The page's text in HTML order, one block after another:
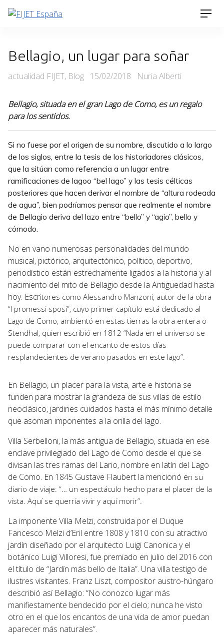
Skip
Bellagio, un lugar para soñar
Categories
actualidad FIJET, Blog Posted
15/02/2018 Nuria Alberti
Bellagio, situada en el gran Lago de Como, es un regalo
para los sentidos.
Si no fuese por el origen de su nombre, discutido a lo largo
de los siglos, entre la tesis de los historiadores clásicos,
que la sitúan como referencia a un lugar entre
ramificaciones de lagoo “bel lago” y las tesis célticas
posteriores que hacen derivar el nombre de “altura rodeada
de agua”, bien podríamos pensar que realmente el nombre
de Bellagio deriva del lazo entre “bello” y “agio”, bello y
cómodo.
No en vano numerosas personalidades del mundo
musical, pictórico, arquitectónico, político, deportivo,
periodístico están estrechamente ligados a la historia y al
nacimiento del mito de Bellagio desde la Antigüedad hasta
hoy. Escritores como Alessandro Manzoni, autor de la obra
“I promessi sposi”, cuyo primer capítulo está dedicado al
Lago de Como, ambientó en estas tierras la obra entera o
Stendhal, quien escribió en 1812 “Nada en el universo se
puede comparar con el encanto de estos días
resplandecientes de verano pasados en este lago”.
En Bellagio, un placer para la vista, arte e historia se
funden para mostrar la grandeza de sus villas de estilo
neoclásico, jardines cuidados hasta el más mínimo detalle
que asoman imponentes a la orilla del lago.
Villa Serbelloni, la más antigua de Bellagio, situada en ese
enclave privilegiado del Lago de Como desde el que se
divisan las tres ramas del Lario, nombre en latín del Lago
de Como. En 1845 Gustave Flaubert la mencionó en su
diario de viaje: “… un espectáculo hecho para el placer de la
vista. Aquí se querría vivir y aquí morir”.
La imponente Villa Melzi, construida por el Duque
Fancesco Melzi d’Eril entre 1808 y 1810 con su atractivo
jardín diseñado por el arquitecto Luigi Canonica y el
botánico Luigi Villoresi, fue premiado en julio del 2016 con
el título de “Jardín más bello de Italia”. Una villa testigo de
ilustres visitantes. Franz Liszt, compositor austro-húngaro
describió así Bellagio: “No conozco lugar más
manifiestamente bendecido por el cielo; nunca he visto
otro en el que los encantos de una vida de amor puedan
aparecer más naturales”.